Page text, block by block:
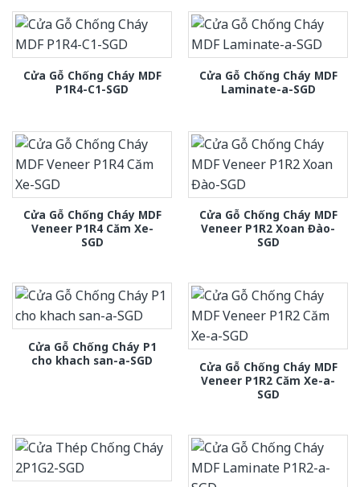
Cửa Gỗ Chống Cháy MDF
P1R4-C1-SGD
Cửa Gỗ Chống Cháy MDF
Laminate-a-SGD
Cửa Gỗ Chống Cháy MDF
Veneer P1R4 Căm Xe-
SGD
Cửa Gỗ Chống Cháy MDF
Veneer P1R2 Xoan Đào-
SGD
Cửa Gỗ Chống Cháy P1
cho khach san-a-SGD
Cửa Gỗ Chống Cháy MDF
Veneer P1R2 Căm Xe-a-
SGD